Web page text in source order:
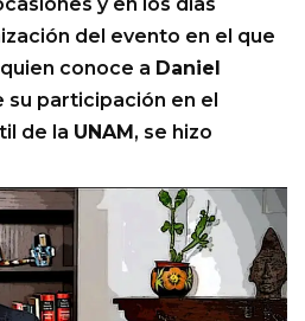
del evento en el que
quien conoce a Daniel
participación en el
de la UNAM, se hizo